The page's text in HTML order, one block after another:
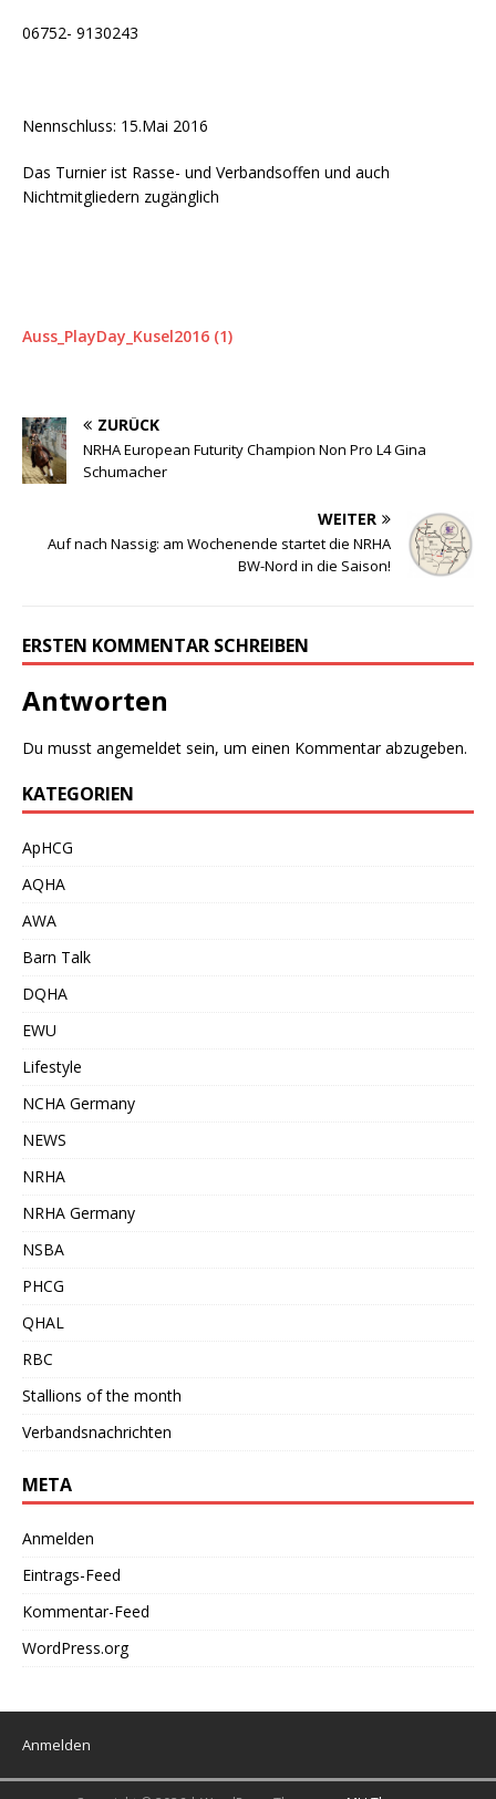
06752- 9130243
Nennschluss: 15.Mai 2016
Das Turnier ist Rasse- und Verbandsoffen und auch
Nichtmitgliedern zugänglich
Auss_PlayDay_Kusel2016 (1)
ZURÜCK
NRHA European Futurity Champion Non Pro L4 Gina
Schumacher
WEITER
Auf nach Nassig: am Wochenende startet die NRHA
BW-Nord in die Saison!
ERSTEN KOMMENTAR SCHREIBEN
Antworten
Du musst angemeldet sein, um einen Kommentar abzugeben.
KATEGORIEN
ApHCG
AQHA
AWA
Barn Talk
DQHA
EWU
Lifestyle
NCHA Germany
NEWS
NRHA
NRHA Germany
NSBA
PHCG
QHAL
RBC
Stallions of the month
Verbandsnachrichten
META
Anmelden
Eintrags-Feed
Kommentar-Feed
WordPress.org
Anmelden